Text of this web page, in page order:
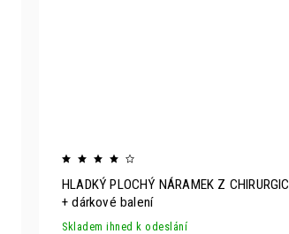
HLADKÝ PLOCHÝ NÁRAMEK Z
+ dárkové balení
Skladem ihned k odeslání